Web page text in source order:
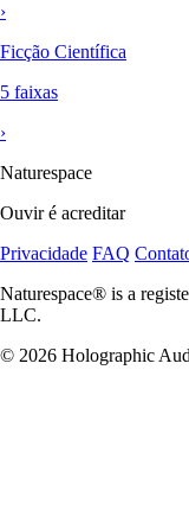
›
Ficção Científica
5 faixas
›
Naturespace
Ouvir é acreditar
Privacidade FAQ
Naturespace® is a
LLC.
© 2026 Holographic